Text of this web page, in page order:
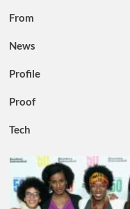
From
News
Profile
Proof
Tech